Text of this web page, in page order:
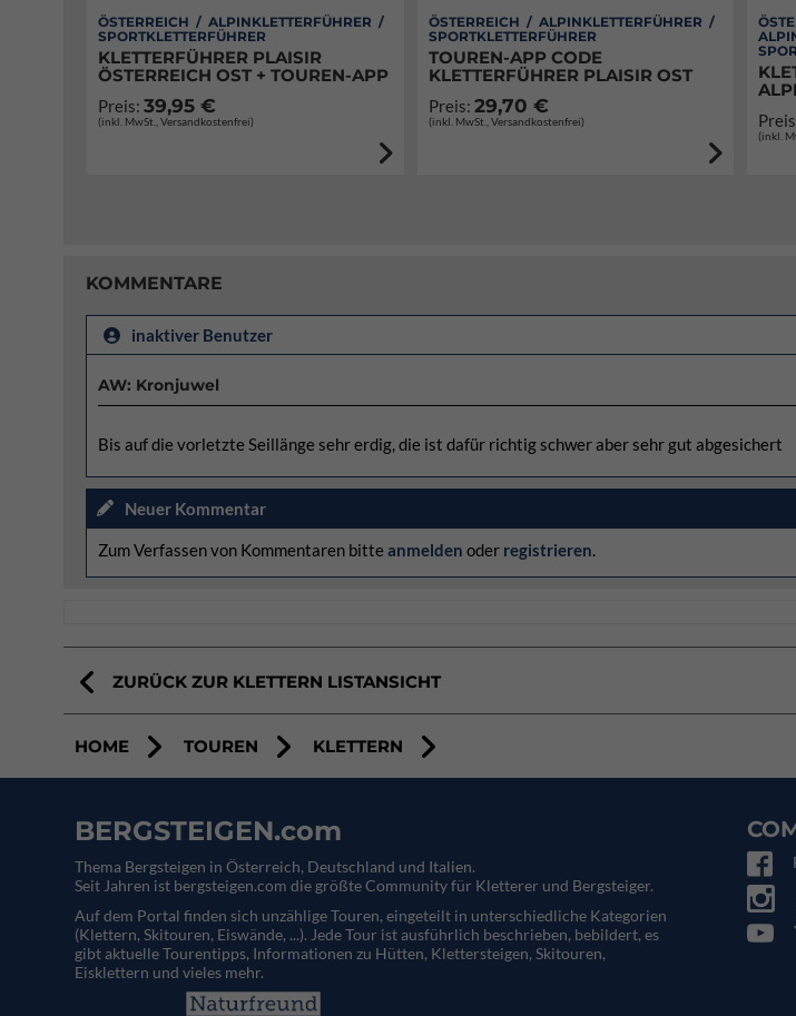
ÖSTERREICH / ALPINKLETTERFÜHRER /
SPORTKLETTERFÜHRER
KLETTERFÜHRER PLAISIR
ÖSTERREICH OST + TOUREN-APP
Preis: 39,95 €
(inkl. MwSt., Versandkostenfrei)
ÖSTERREICH / ALPINKLETTERFÜHRER /
SPORTKLETTERFÜHRER
TOUREN-APP CODE
KLETTERFÜHRER PLAISIR OST
Preis: 29,70 €
(inkl. MwSt., Versandkostenfrei)
(inkl.
KOMMENTARE
inaktiver Benutzer
AW: Kronjuwel
Bis auf die vorletzte Seillänge sehr erdig, die ist dafür richtig schwer aber sehr gut abgesichert
Neuer Kommentar
Zum Verfassen von Kommentaren bitte anmelden oder registrieren.
ZURÜCK ZUR KLETTERN LISTANSICHT
HOME TOUREN KLETTERN
BERGSTEIGEN.com
Thema Bergsteigen in Österreich, Deutschland und Italien.
Seit Jahren ist bergsteigen.com die größte Community für Kletterer und Bergsteiger.
Auf dem Portal finden sich unzählige Touren, eingeteilt in unterschiedliche Kategorien
(Klettern, Skitouren, Eiswände, ...). Jede Tour ist ausführlich beschrieben, bebildert, es
gibt aktuelle Tourentipps, Informationen zu Hütten, Klettersteigen, Skitouren,
Eisklettern und vieles mehr.